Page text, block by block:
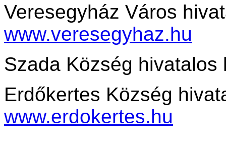
Veresegyház Város
www.veresegyhaz.hu
Szada Község
Erdőkertes Község
www.erdokertes.hu